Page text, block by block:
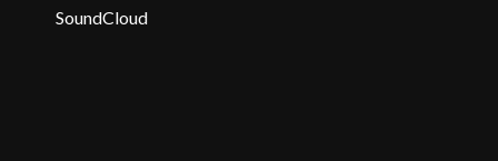
SoundCloud